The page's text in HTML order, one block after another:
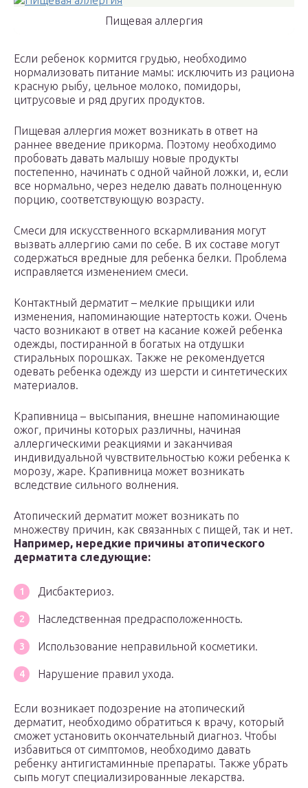
Пищевая аллергия
Если ребенок кормится грудью, необходимо
нормализовать питание мамы: исключить из рациона
красную рыбу, цельное молоко, помидоры,
цитрусовые и ряд других продуктов.
Пищевая аллергия может возникать в ответ на
раннее введение прикорма. Поэтому необходимо
пробовать давать малышу новые продукты
постепенно, начинать с одной чайной ложки, и, если
все нормально, через неделю давать полноценную
порцию, соответствующую возрасту.
Смеси для искусственного вскармливания могут
вызвать аллергию сами по себе. В их составе могут
содержаться вредные для ребенка белки. Проблема
исправляется изменением смеси.
Контактный дерматит – мелкие прыщики или
изменения, напоминающие натертость кожи. Очень
часто возникают в ответ на касание кожей ребенка
одежды, постиранной в богатых на отдушки
стиральных порошках. Также не рекомендуется
одевать ребенка одежду из шерсти и синтетических
материалов.
Крапивница – высыпания, внешне напоминающие
ожог, причины которых различны, начиная
аллергическими реакциями и заканчивая
индивидуальной чувствительностью кожи ребенка к
морозу, жаре. Крапивница может возникать
вследствие сильного волнения.
Атопический дерматит может возникать по
множеству причин, как связанных с пищей, так и нет.
Например, нередкие причины атопического
дерматита следующие:
Дисбактериоз.
Наследственная предрасположенность.
Использование неправильной косметики.
Нарушение правил ухода.
Если возникает подозрение на атопический
дерматит, необходимо обратиться к врачу, который
сможет установить окончательный диагноз. Чтобы
избавиться от симптомов, необходимо давать
ребенку антигистаминные препараты. Также убрать
сыпь могут специализированные лекарства.